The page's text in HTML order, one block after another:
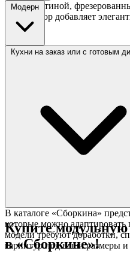
Орех с патиной,
под мрамор добавляет
Модерн
Глянцевые фасады в оттенке
техникой и лаконичной
Кухни на заказ или с готовым
В каталоге «Сборкина»
которые можно
модели требуют доработки,
гарнитур под ваши размеры и
Купите
в «Сборкине»!